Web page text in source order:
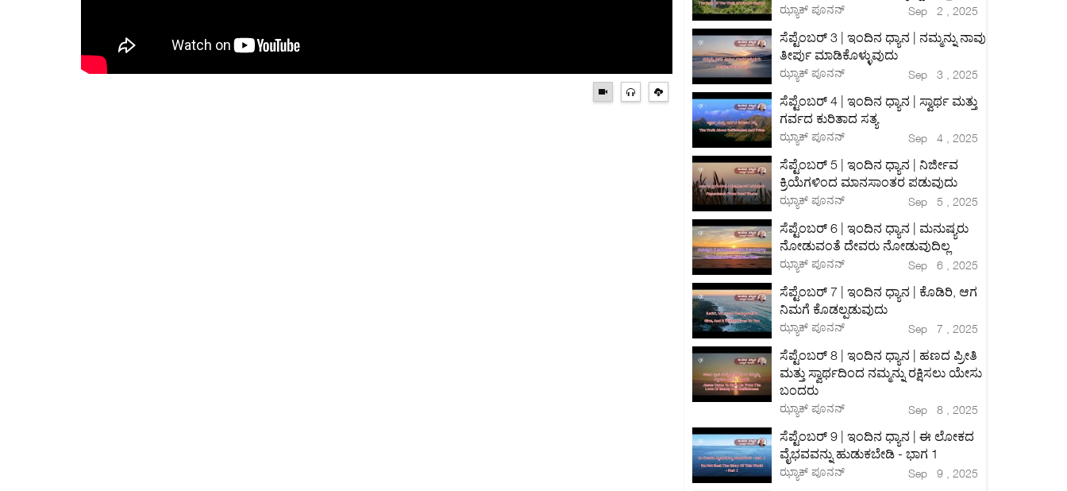
ಝ್ಯಾಕ್ ಪೂನನ್ Sep 2 , 2025
ಸೆಪ್ಟೆಂಬರ್ 3 | ಇಂದಿನ ಧ್ಯಾನ | ನಮ್ಮನ್ನು ನಾವು
ತೀರ್ಪು ಮಾಡಿಕೊಳ್ಳುವುದು
ಝ್ಯಾಕ್ ಪೂನನ್ Sep 3 , 2025
ಸೆಪ್ಟೆಂಬರ್ 4 | ಇಂದಿನ ಧ್ಯಾನ | ಸ್ವಾರ್ಥ ಮತ್ತು
ಗರ್ವದ ಕುರಿತಾದ ಸತ್ಯ
ಝ್ಯಾಕ್ ಪೂನನ್ Sep 4 , 2025
ಸೆಪ್ಟೆಂಬರ್ 5 | ಇಂದಿನ ಧ್ಯಾನ | ನಿರ್ಜೀವ
ಕ್ರಿಯೆಗಳಿಂದ ಮಾನಸಾಂತರ ಪಡುವುದು
ಝ್ಯಾಕ್ ಪೂನನ್ Sep 5 , 2025
ಸೆಪ್ಟೆಂಬರ್ 6 | ಇಂದಿನ ಧ್ಯಾನ | ಮನುಷ್ಯರು
ನೋಡುವಂತೆ ದೇವರು ನೋಡುವುದಿಲ್ಲ
ಝ್ಯಾಕ್ ಪೂನನ್ Sep 6 , 2025
ಸೆಪ್ಟೆಂಬರ್ 7 | ಇಂದಿನ ಧ್ಯಾನ | ಕೊಡಿರಿ, ಆಗ
ನಿಮಗೆ ಕೊಡಲ್ಪಡುವುದು
ಝ್ಯಾಕ್ ಪೂನನ್ Sep 7 , 2025
ಸೆಪ್ಟೆಂಬರ್ 8 | ಇಂದಿನ ಧ್ಯಾನ | ಹಣದ ಪ್ರೀತಿ
ಮತ್ತು ಸ್ವಾರ್ಥದಿಂದ ನಮ್ಮನ್ನು ರಕ್ಷಿಸಲು ಯೇಸು
ಬಂದರು
ಝ್ಯಾಕ್ ಪೂನನ್ Sep 8 , 2025
ಸೆಪ್ಟೆಂಬರ್ 9 | ಇಂದಿನ ಧ್ಯಾನ | ಈ ಲೋಕದ
ವೈಭವವನ್ನು ಹುಡುಕಬೇಡಿ - ಭಾಗ 1
ಝ್ಯಾಕ್ ಪೂನನ್ Sep 9 , 2025